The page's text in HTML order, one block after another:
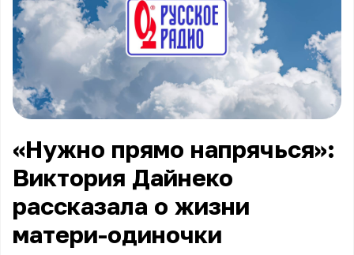
«Нужно прямо напрячься»:
Виктория Дайнеко
рассказала о жизни
матери-одиночки